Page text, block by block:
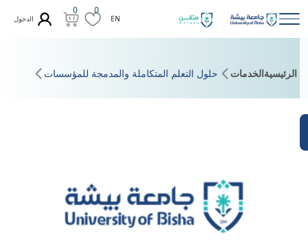
EN
0
0
الدخول
الرئيسيةالخدمات حلول التعلم المتكاملة والمدمجة للمؤسسات